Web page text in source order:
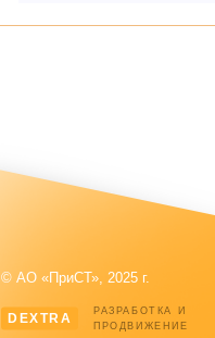
© АО «ПриСТ», 2025 г.
DEXTRA
РАЗРАБОТКА И
ПРОДВИЖЕНИЕ